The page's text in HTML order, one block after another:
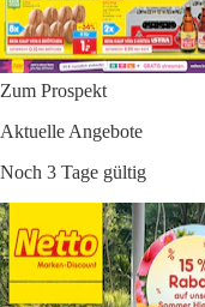
Zum Prospekt
Aktuelle Angebote
Noch 3 Tage gültig